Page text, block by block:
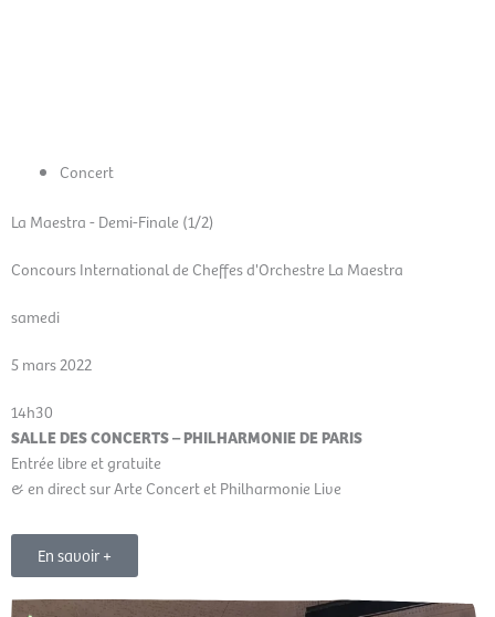
Concert
La Maestra - Demi-Finale (1/2)
Concours International de Cheffes d'Orchestre La Maestra
samedi
5 mars 2022
14h30
SALLE DES CONCERTS – PHILHARMONIE DE PARIS
Entrée libre et gratuite
& en direct sur Arte Concert et Philharmonie Live
En savoir +